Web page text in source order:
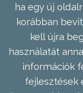
ha egy új
korábban
kell újra
használatát
információk
fejlesztések